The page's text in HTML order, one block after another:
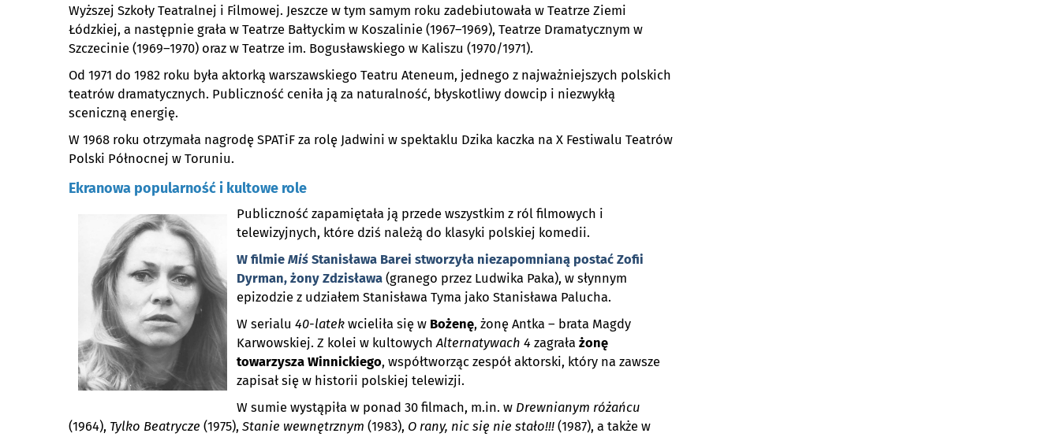
Wyższej Szkoły Teatralnej i Filmowej. Jeszcze w tym samym roku zadebiutowała w Teatrze Ziemi
Łódzkiej, a następnie grała w Teatrze Bałtyckim w Koszalinie (1967–1969), Teatrze Dramatycznym w
Szczecinie (1969–1970) oraz w Teatrze im. Bogusławskiego w Kaliszu (1970/1971).
Od 1971 do 1982 roku była aktorką warszawskiego Teatru Ateneum, jednego z najważniejszych polskich
teatrów dramatycznych. Publiczność ceniła ją za naturalność, błyskotliwy dowcip i niezwykłą
sceniczną energię.
W 1968 roku otrzymała nagrodę SPATiF za rolę Jadwini w spektaklu Dzika kaczka na X Festiwalu Teatrów
Polski Północnej w Toruniu.
Ekranowa popularność i kultowe role
Publiczność zapamiętała ją przede wszystkim z ról filmowych i
telewizyjnych, które dziś należą do klasyki polskiej komedii.
W filmie Miś Stanisława Barei stworzyła niezapomnianą postać Zofii
Dyrman, żony Zdzisława (granego przez Ludwika Paka), w słynnym
epizodzie z udziałem Stanisława Tyma jako Stanisława Palucha.
W serialu 40-latek wcieliła się w Bożenę, żonę Antka – brata Magdy
Karwowskiej. Z kolei w kultowychAlternatywach 4 zagrała żonę
towarzysza Winnickiego, współtworząc zespół aktorski, który na zawsze
zapisał się w historii polskiej telewizji.
W sumie wystąpiła w ponad 30 filmach, m.in. w Drewnianym różańcu
(1964), Tylko Beatrycze (1975), Stanie wewnętrznym (1983), O rany, nic się nie stało!!! (1987), a także w